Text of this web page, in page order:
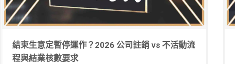
結束生意定暫停運作？2026 公司註銷 vs 不活動流
程與結業核數要求